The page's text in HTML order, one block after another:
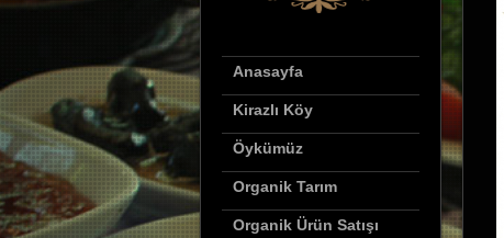
Anasayfa
Kirazlı Köy
Öykümüz
Organik Tarım
Organik Ürün Satışı